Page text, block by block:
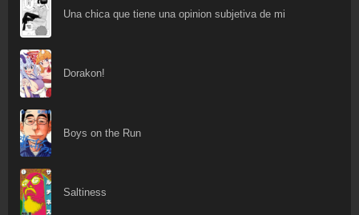
Una chica que tiene una opinion subjetiva de mi
Dorakon!
Boys on the Run
Saltiness